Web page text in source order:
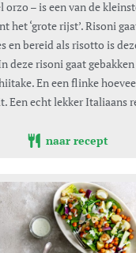
het ‘grote rijst’. Risoni
en bereid als risotto is
deze risoni gaat
En een flinke
Een echt lekker Italiaans
naar recept